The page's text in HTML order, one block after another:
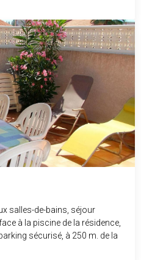
salles-de-bains, séjour
à la piscine de la résidence,
sécurisé, à 250 m. de la